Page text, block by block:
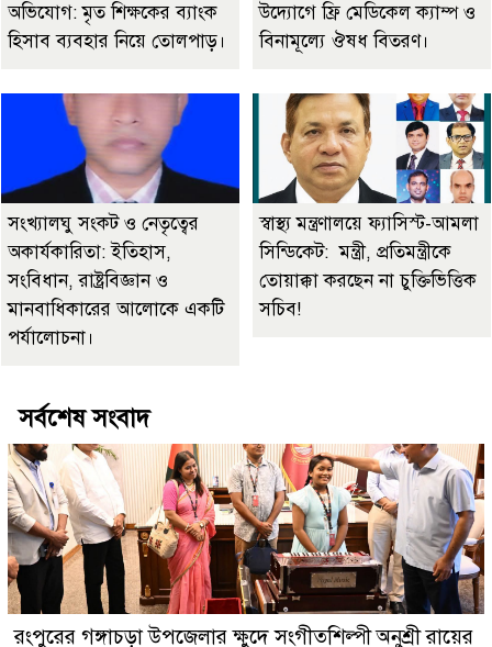
অভিযোগ: মৃত শিক্ষকের ব্যাংক
হিসাব ব্যবহার নিয়ে তোলপাড়।
উদ্যোগে ফ্রি মেডিকেল ক্যাম্প ও
বিনামূল্যে ঔষধ বিতরণ।
সংখ্যালঘু সংকট ও নেতৃত্বের
অকার্যকারিতা: ইতিহাস,
সংবিধান, রাষ্ট্রবিজ্ঞান ও
মানবাধিকারের আলোকে একটি
পর্যালোচনা।
স্বাস্থ্য মন্ত্রণালয়ে ফ্যাসিস্ট-আমলা
সিন্ডিকেট: মন্ত্রী, প্রতিমন্ত্রীকে
তোয়াক্কা করছেন না চুক্তিভিত্তিক
সচিব!
সর্বশেষ সংবাদ
রংপুরের গঙ্গাচড়া উপজেলার ক্ষুদে সংগীতশিল্পী অনুশ্রী রায়ের